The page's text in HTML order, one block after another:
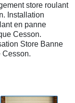
store roulant
Installation
en panne
Cesson.
Store Banne
Cesson.